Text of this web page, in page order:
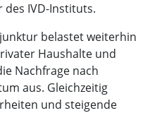
des IVD-Instituts.
belastet weiterhin
Haushalte und
Nachfrage nach
aus. Gleichzeitig
und steigende